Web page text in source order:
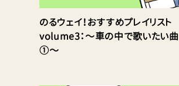
のるウェイ！おすすめプレイリスト
volume3：〜車の中で歌いたい曲
①〜